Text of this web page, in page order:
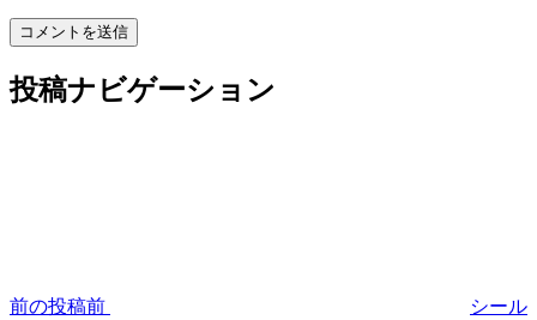
投稿ナビゲーション
前の投稿前
シール